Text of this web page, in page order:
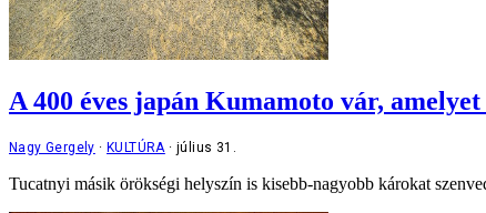
A 400 éves japán Kumamoto vár,
Nagy Gergely KULTÚRA július 31.
Tucatnyi másik örökségi helyszín is kisebb-nagyobb károkat